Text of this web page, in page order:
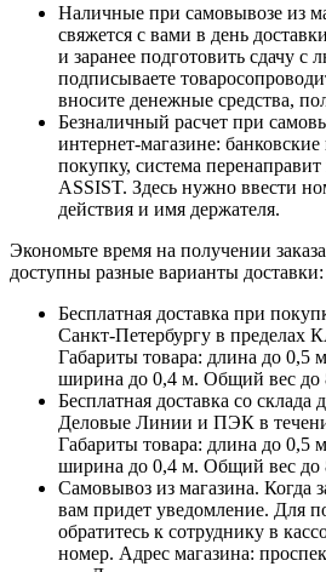
Наличные при самовывозе из
свяжется с вами в день
и заранее подготовить сдачу
подписываете
вносите денежные средства,
Безналичный расчет при
интернет-магазине:
покупку, система
ASSIST. Здесь нужно ввести
действия и имя держателя.
Экономьте время на получении
доступны разные варианты доставки:
Бесплатная доставка при
Санкт-Петербургу в
Габариты товара: длина до 0,5
ширина до 0,4 м. Общий вес до
Бесплатная доставка со
Деловые Линии и ПЭК в
Габариты товара: длина до 0,5
ширина до 0,4 м. Общий вес до
Самовывоз из магазина. Когда
вам придет уведомление. Для
обратитесь к сотруднику в
номер. Адрес магазина: